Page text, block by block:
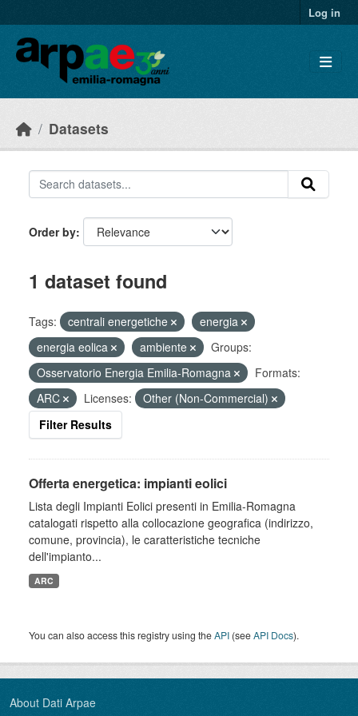
Log in
Datasets
Order by
1 dataset found
Tags: centrali energetiche
energia
energia eolica
ambiente
Groups:
Osservatorio Energia Emilia-Romagna
Formats:
ARC
Licenses:
Other (Non-Commercial)
Filter Results
Offerta energetica: impianti eolici
Lista degli Impianti Eolici presenti in Emilia-Romagna
catalogati rispetto alla collocazione geografica (indirizzo,
comune, provincia), le caratteristiche tecniche
dell'impianto...
ARC
You can also access this registry using theAPI (seeAPI Docs).
About Dati Arpae